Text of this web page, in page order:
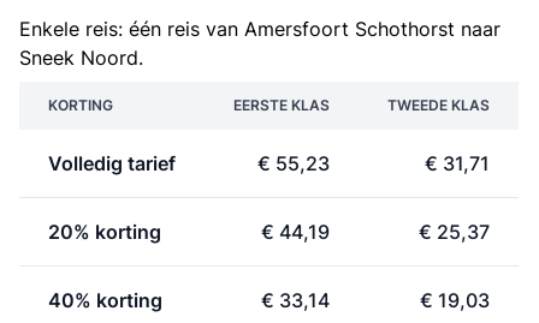
Enkele reis: één reis van Amersfoort Schothorst naar
Sneek Noord.
KORTING EERSTE KLAS TWEEDE KLAS
Volledig tarief € 55,23 € 31,71
20% korting € 44,19 € 25,37
40% korting € 33,14 € 19,03